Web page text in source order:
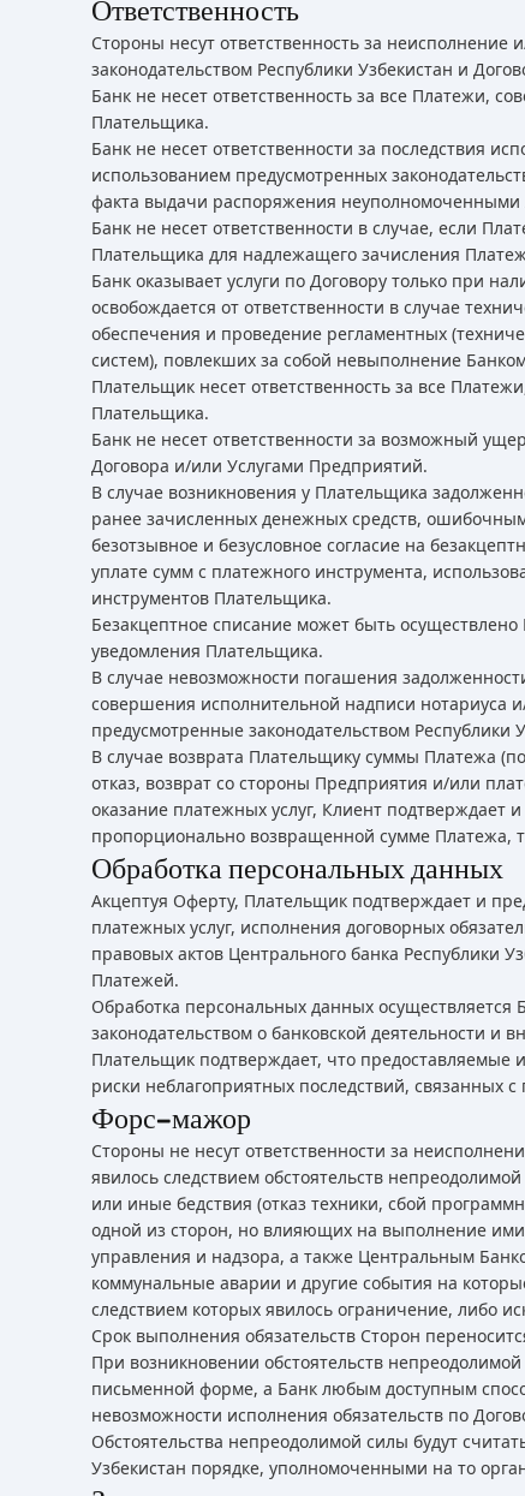
Ответственность
Стороны несут ответственность за
законодательством Республики Узбекистан и
Банк не несет ответственность за все Платежи,
Плательщика.
Банк не несет ответственности за последствия
использованием предусмотренных
факта выдачи распоряжения
Банк не несет ответственности в случае, если
Плательщика для надлежащего зачисления
Банк оказывает услуги по Договору только при
освобождается от ответственности в случае
обеспечения и проведение регламентных
систем), повлекших за собой невыполнение
Плательщик несет ответственность за все
Плательщика.
Банк не несет ответственности за возможный
Договора и/или Услугами Предприятий.
В случае возникновения у Плательщика
ранее зачисленных денежных средств,
безотзывное и безусловное согласие на
уплате сумм с платежного инструмента,
инструментов Плательщика.
Безакцептное списание может быть
уведомления Плательщика.
В случае невозможности погашения
совершения исполнительной надписи нотариуса
предусмотренные законодательством Республики
В случае возврата Плательщику суммы Платежа
отказ, возврат со стороны Предприятия и/или
оказание платежных услуг, Клиент подтверждает
пропорционально возвращенной сумме Платежа,
Обработка персональных данных
Акцептуя Оферту, Плательщик подтверждает и
платежных услуг, исполнения договорных
правовых актов Центрального банка Республики
Платежей.
Обработка персональных данных осуществляется
законодательством о банковской деятельности
Плательщик подтверждает, что
риски неблагоприятных последствий, связанных
Форс-мажор
Стороны не несут ответственности за
явилось следствием обстоятельств
или иные бедствия (отказ техники, сбой
одной из сторон, но влияющих на выполнение ими
управления и надзора, а также Центральным
коммунальные аварии и другие события на
следствием которых явилось ограничение, либо
Срок выполнения обязательств Сторон
При возникновении обстоятельств
письменной форме, а Банк любым доступным
невозможности исполнения обязательств по
Обстоятельства непреодолимой силы будут
Узбекистан порядке, уполномоченными на то